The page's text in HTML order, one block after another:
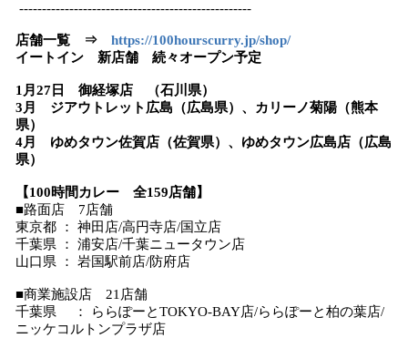
---------------------------------------------------
店舗一覧 ⇒ https://100hourscurry.jp/shop/
イートイン 新店舗 続々オープン予定
1月27日 御経塚店 （石川県）
3月 ジアウトレット広島（広島県）、カリーノ菊陽（熊本
県）
4月 ゆめタウン佐賀店（佐賀県）、ゆめタウン広島店（広島
県）
【100時間カレー 全159店舗】
■路面店 7店舗
東京都 ： 神田店/高円寺店/国立店
千葉県 ： 浦安店/千葉ニュータウン店
山口県 ： 岩国駅前店/防府店
■商業施設店 21店舗
千葉県 ： ららぽーとTOKYO-BAY店/ららぽーと柏の葉店/
ニッケコルトンプラザ店